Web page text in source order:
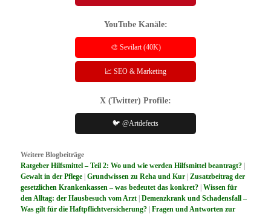
YouTube Kanäle:
🎨 Sevilart (40K)
📈 SEO & Marketing
X (Twitter) Profile:
🐦 @Artdefects
Weitere Blogbeiträge
Ratgeber Hilfsmittel – Teil 2: Wo und wie werden Hilfsmittel beantragt? |
Gewalt in der Pflege |Grundwissen zu Reha und Kur | Zusatzbeitrag der
gesetzlichen Krankenkassen – was bedeutet das konkret? |Wissen für
den Alltag: der Hausbesuch vom Arzt |Demenzkrank und Schadensfall –
Was gilt für die Haftpflichtversicherung? |Fragen und Antworten zur